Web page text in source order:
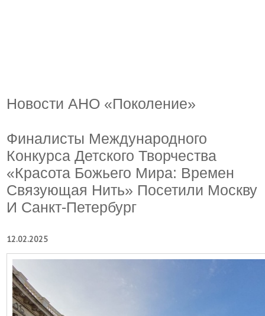
Новости АНО «Поколение»
Финалисты Международного
Конкурса Детского Творчества
«Красота Божьего Мира: Времен
Связующая Нить» Посетили Москву
И Санкт-Петербург
12.02.2025